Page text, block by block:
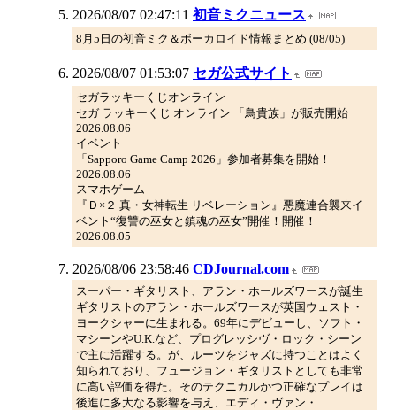
2026/08/07 02:47:11 初音ミクニュース
8月5日の初音ミク＆ボーカロイド情報まとめ (08/05)
2026/08/07 01:53:07 セガ公式サイト
セガラッキーくじオンライン
セガ ラッキーくじ オンライン 「鳥貴族」が販売開始
2026.08.06
イベント
「Sapporo Game Camp 2026」参加者募集を開始！
2026.08.06
スマホゲーム
『Ｄ×２ 真・女神転生 リベレーション』悪魔連合襲来イ
ベント“復讐の巫女と鎮魂の巫女”開催！開催！
2026.08.05
2026/08/06 23:58:46 CDJournal.com
スーパー・ギタリスト、アラン・ホールズワースが誕生
ギタリストのアラン・ホールズワースが英国ウェスト・
ヨークシャーに生まれる。69年にデビューし、ソフト・
マシーンやU.K.など、プログレッシヴ・ロック・シーン
で主に活躍する。が、ルーツをジャズに持つことはよく
知られており、フュージョン・ギタリストとしても非常
に高い評価を得た。そのテクニカルかつ正確なプレイは
後進に多大なる影響を与え、エディ・ヴァン・